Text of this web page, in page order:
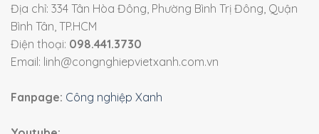
Địa chỉ: 334 Tân Hòa Đông, Phường Bình Trị Đông, Quận
Bình Tân, TP.HCM
Điện thoại: 098.441.3730
Email: linh@congnghiepvietxanh.com.vn
Fanpage: Công nghiệp Xanh